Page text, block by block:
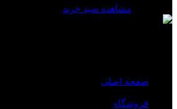
مشاهده سبد خرید
صفحه اصلی
فروشگاه